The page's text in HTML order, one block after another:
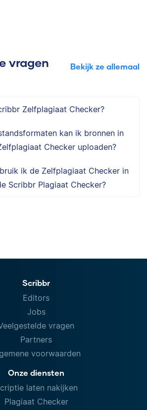
vragen Bekijk ze allemaal
Zelfplagiaat Checker?
kan ik bronnen in
Checker uploaden?
ik de Zelfplagiaat Checker in
Scribbr Plagiaat Checker?
Scribbr
Editors
Jobs
vragen
Partners
voorwaarden
Onze diensten
laten nakijken
Plagiaat Checker